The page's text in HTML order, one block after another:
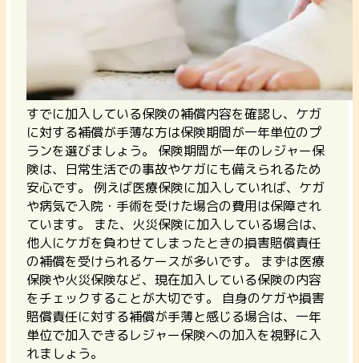
すでに加入している保険の補償内容を確認し、ケガ
に対する補償が手薄な方は保険期間が一年単位のプ
ランを選びましょう。 保険期間が一年のレジャー保
険は、日常生活での事故やケガにも備えられるため
安心です。
例えば医療保険に加入していれば、ケガ
や病気で入院・手術を受けた場合の費用は保障され
ています。 また、火災保険に加入している場合は、
他人にケガを負わせてしまったときの損害賠償責任
の補償を受けられるケースが多いです。 まずは医療
保険や火災保険など、現在加入している保険の内容
をチェックすることが大切です。 自身のケガや損害
賠償責任に対する補償が手薄と感じる場合は、一年
単位で加入できるレジャー保険への加入を視野に入
れましょう。